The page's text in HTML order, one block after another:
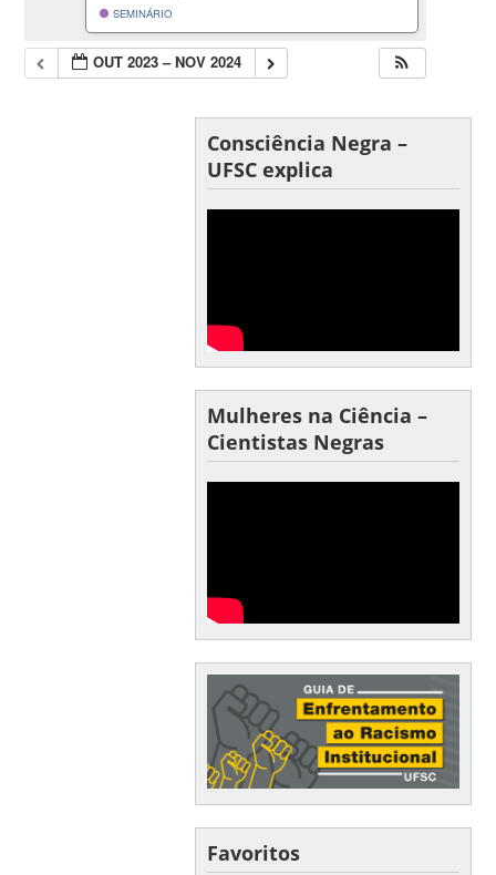
SEMINÁRIO
OUT 2023 – NOV 2024
Consciência Negra –
UFSC explica
Mulheres na Ciência –
Cientistas Negras
Favoritos